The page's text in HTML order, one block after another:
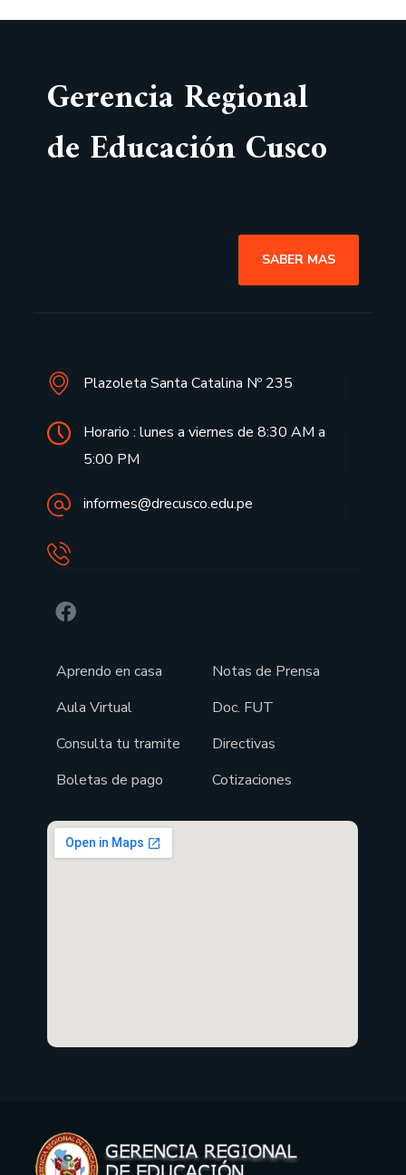
Gerencia Regional
de Educación Cusco
SABER MAS
Plazoleta Santa Catalina Nº 235
Horario : lunes a viernes de 8:30 AM a
5:00 PM
informes@drecusco.edu.pe
Aprendo en casa
Aula Virtual
Consulta tu tramite
Boletas de pago
Notas de Prensa
Doc. FUT
Directivas
Cotizaciones